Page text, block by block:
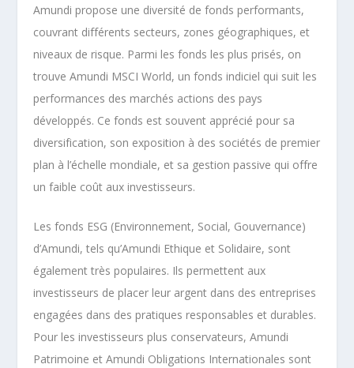
Amundi propose une diversité de fonds performants,
couvrant différents secteurs, zones géographiques, et
niveaux de risque. Parmi les fonds les plus prisés, on
trouve Amundi MSCI World, un fonds indiciel qui suit les
performances des marchés actions des pays
développés. Ce fonds est souvent apprécié pour sa
diversification, son exposition à des sociétés de premier
plan à l’échelle mondiale, et sa gestion passive qui offre
un faible coût aux investisseurs.
Les fonds ESG (Environnement, Social, Gouvernance)
d’Amundi, tels qu’Amundi Ethique et Solidaire, sont
également très populaires. Ils permettent aux
investisseurs de placer leur argent dans des entreprises
engagées dans des pratiques responsables et durables.
Pour les investisseurs plus conservateurs, Amundi
Patrimoine et Amundi Obligations Internationales sont